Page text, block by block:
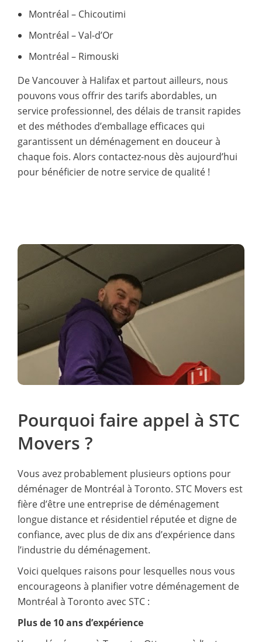
Montréal – Chicoutimi
Montréal – Val-d’Or
Montréal – Rimouski
De Vancouver à Halifax et partout ailleurs, nous
pouvons vous offrir des tarifs abordables, un
service professionnel, des délais de transit rapides
et des méthodes d’emballage efficaces qui
garantissent un déménagement en douceur à
chaque fois. Alors contactez-nous dès aujourd’hui
pour bénéficier de notre service de qualité !
Pourquoi faire appel à STC
Movers ?
Vous avez probablement plusieurs options pour
déménager de Montréal à Toronto. STC Movers est
fière d’être une entreprise de déménagement
longue distance et résidentiel réputée et digne de
confiance, avec plus de dix ans d’expérience dans
l’industrie du déménagement.
Voici quelques raisons pour lesquelles nous vous
encourageons à planifier votre déménagement de
Montréal à Toronto avec STC :
Plus de 10 ans d’expérience